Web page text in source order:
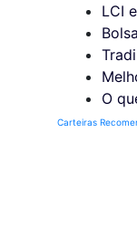
LCI
O
Carteiras